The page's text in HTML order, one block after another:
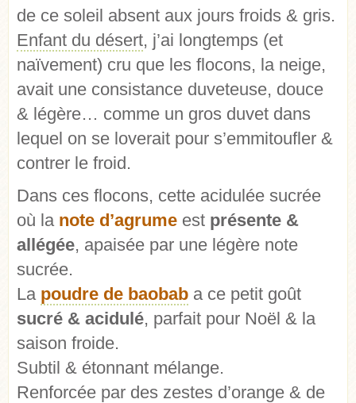
de ce soleil absent aux jours froids & gris.
Enfant du désert, j’ai longtemps (et
naïvement) cru que les flocons, la neige,
avait une consistance duveteuse, douce
& légère… comme un gros duvet dans
lequel on se loverait pour s’emmitoufler &
contrer le froid.
Dans ces flocons, cette acidulée sucrée
où la note d’agrume est présente &
allégée, apaisée par une légère note
sucrée.
La poudre de baobab a ce petit goût
sucré & acidulé, parfait pour Noël & la
saison froide.
Subtil & étonnant mélange.
Renforcée par des zestes d’orange & de